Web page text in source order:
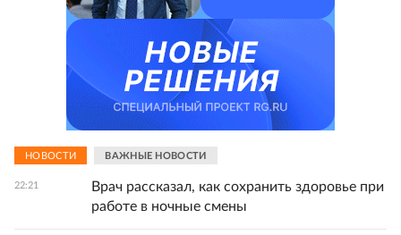
НОВОСТИ ВАЖНЫЕ НОВОСТИ
22:21
Врач рассказал, как сохранить здоровье при
работе в ночные смены